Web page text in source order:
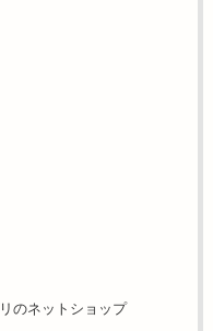
のネットショップ